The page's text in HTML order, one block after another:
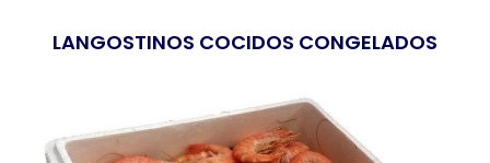
LANGOSTINOS COCIDOS CONGELADOS